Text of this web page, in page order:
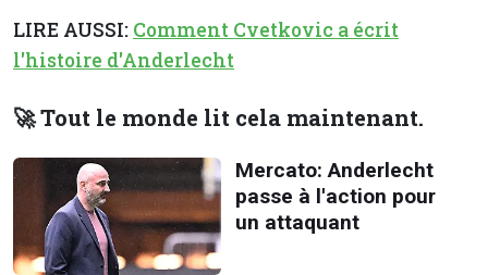
LIRE AUSSI: Comment Cvetkovic a écrit
l'histoire d'Anderlecht
🚀 Tout le monde lit cela maintenant.
Mercato: Anderlecht
passe à l'action pour
un attaquant